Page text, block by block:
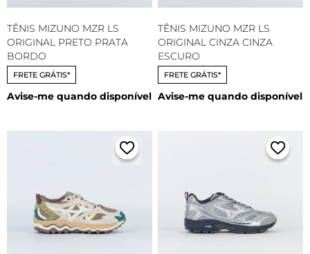
TÊNIS MIZUNO MZR LS
ORIGINAL PRETO PRATA
BORDO
FRETE GRÁTIS*
Avise-me quando disponível
TÊNIS MIZUNO MZR LS
ORIGINAL CINZA CINZA
ESCURO
FRETE GRÁTIS*
Avise-me quando disponível